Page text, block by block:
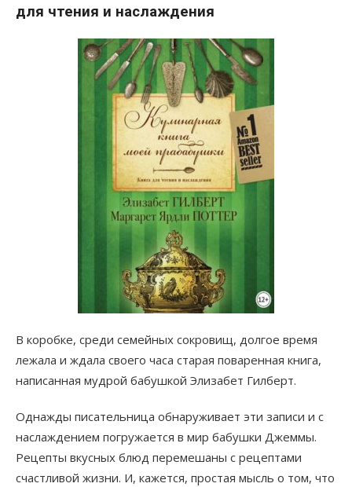
для чтения и наслаждения
В коробке, среди семейных сокровищ, долгое время
лежала и ждала своего часа старая поваренная книга,
написанная мудрой бабушкой Элизабет Гилберт.
Однажды писательница обнаруживает эти записи и с
наслаждением погружается в мир бабушки Джеммы.
Рецепты вкусных блюд перемешаны с рецептами
счастливой жизни. И, кажется, простая мысль о том, что